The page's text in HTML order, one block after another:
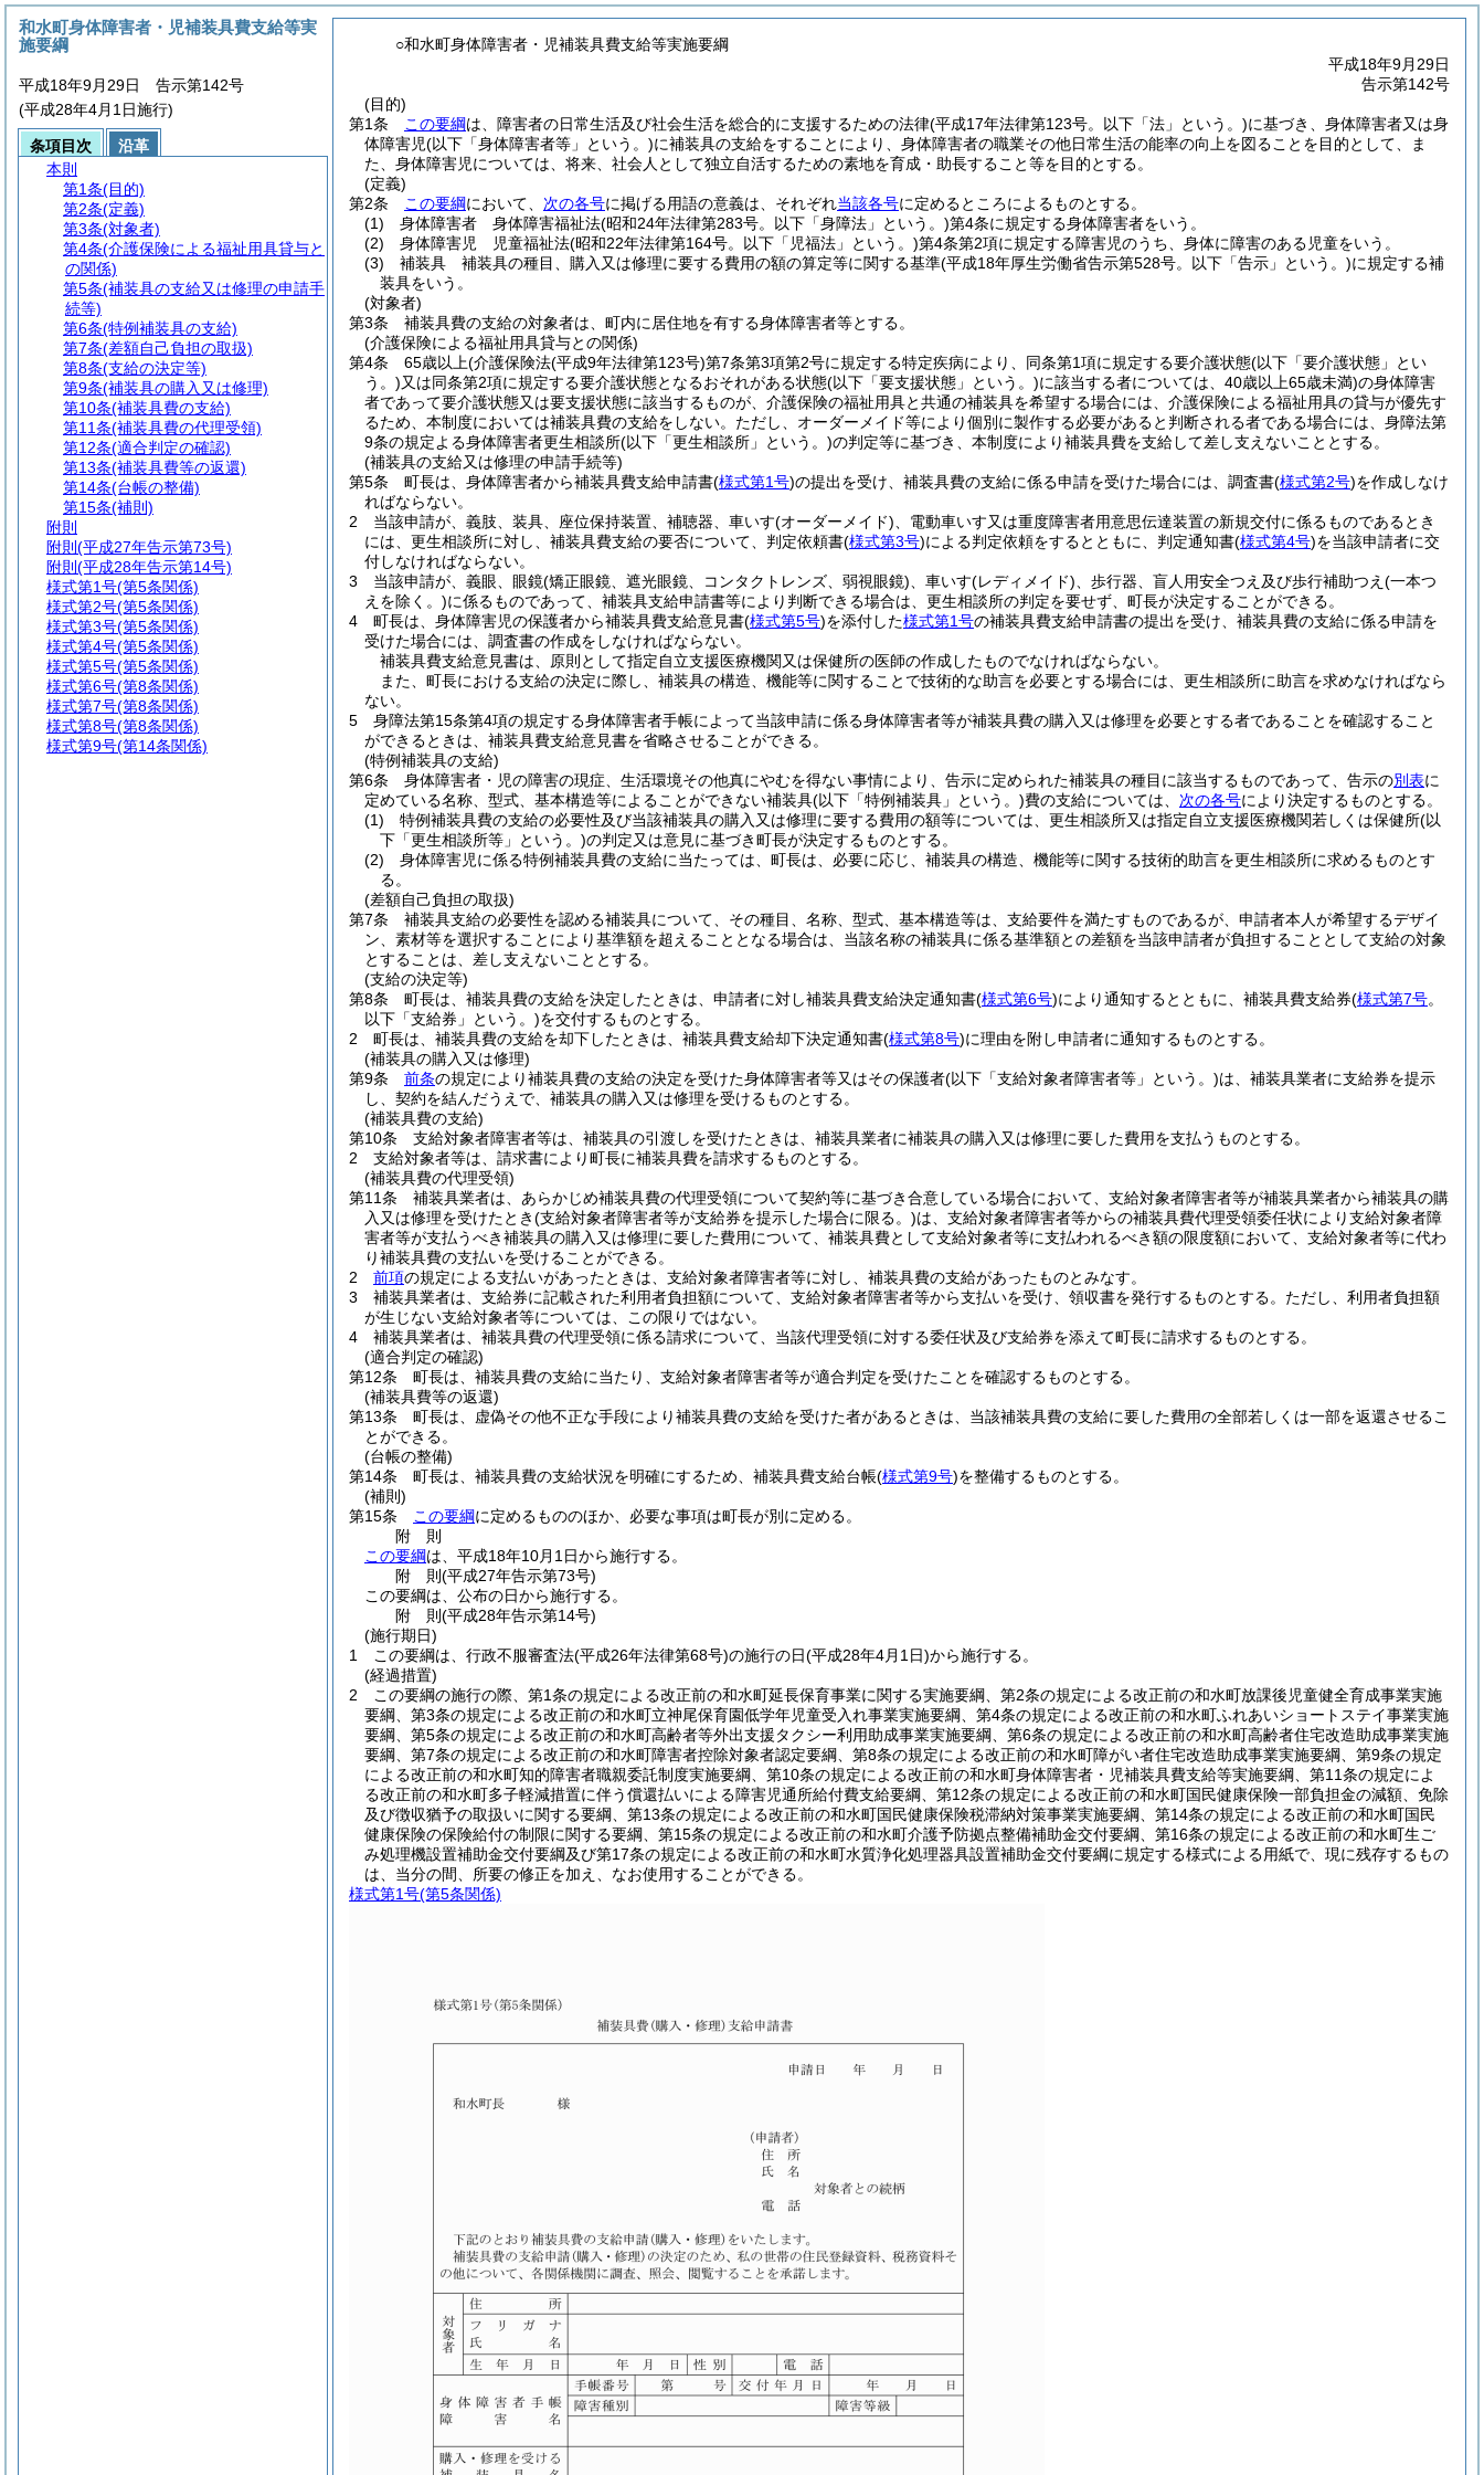
○和水町身体障害者・児補装具費支給等実施要綱
平成18年9月29日
告示第142号
(目的)
第1条
この要綱は、障害者の日常生活及び社会生活を総合的に支援するための法律(平成17年法律第123号。以下「法」という。)に基づき、身体障害者又は身
体障害児(以下「身体障害者等」という。)に補装具の支給をすることにより、身体障害者の職業その他日常生活の能率の向上を図ることを目的として、ま
た、身体障害児については、将来、社会人として独立自活するための素地を育成・助長すること等を目的とする。
(定義)
第2条
この要綱において、 次の各号に掲げる用語の意義は、それぞれ当該各号に定めるところによるものとする。
(1)
身体障害者 身体障害福祉法(昭和24年法律第283号。以下「身障法」という。)第4条に規定する身体障害者をいう。
(2)
身体障害児 児童福祉法(昭和22年法律第164号。以下「児福法」という。)第4条第2項に規定する障害児のうち、身体に障害のある児童をいう。
(3)
補装具 補装具の種目、購入又は修理に要する費用の額の算定等に関する基準(平成18年厚生労働省告示第528号。以下「告示」という。)に規定する補
装具をいう。
(対象者)
第3条
補装具費の支給の対象者は、町内に居住地を有する身体障害者等とする。
(介護保険による福祉用具貸与との関係)
第4条
65歳以上(介護保険法(平成9年法律第123号)第7条第3項第2号に規定する特定疾病により、同条第1項に規定する要介護状態(以下「要介護状態」とい
う。)又は同条第2項に規定する要介護状態となるおそれがある状態(以下「要支援状態」という。)に該当する者については、40歳以上65歳未満)の身体障害
者であって要介護状態又は要支援状態に該当するものが、介護保険の福祉用具と共通の補装具を希望する場合には、介護保険による福祉用具の貸与が優先す
るため、本制度においては補装具費の支給をしない。 ただし、オーダーメイド等により個別に製作する必要があると判断される者である場合には、身障法第
9条の規定よる身体障害者更生相談所(以下「更生相談所」という。)の判定等に基づき、本制度により補装具費を支給して差し支えないこととする。
(補装具の支給又は修理の申請手続等)
第5条
町長は、身体障害者から補装具費支給申請書(様式第1号)の提出を受け、補装具費の支給に係る申請を受けた場合には、調査書(様式第2号)を作成しなけ
ればならない。
2
当該申請が、義肢、装具、座位保持装置、補聴器、車いす(オーダーメイド) 、電動車いす又は重度障害者用意思伝達装置の新規交付に係るものであるとき
には、更生相談所に対し、補装具費支給の要否について、判定依頼書(様式第3号)による判定依頼をするとともに、判定通知書(様式第4号)を当該申請者に交
付しなければならない。
3
当該申請が、義眼、眼鏡(矯正眼鏡、遮光眼鏡、コンタクトレンズ、弱視眼鏡) 、車いす(レディメイド) 、歩行器、盲人用安全つえ及び歩行補助つえ (一本つ
えを除く。)に係るものであって、補装具支給申請書等により判断できる場合は、更生相談所の判定を要せず、町長が決定することができる。
4
町長は、身体障害児の保護者から補装具費支給意見書(様式第5号)を添付した様式第1号の補装具費支給申請書の提出を受け、補装具費の支給に係る申請を
受けた場合には、調査書の作成をしなければならない。
補装具費支給意見書は、原則として指定自立支援医療機関又は保健所の医師の作成したものでなければならない。
また、町長における支給の決定に際し、補装具の構造、機能等に関することで技術的な助言を必要とする場合には、更生相談所に助言を求めなければなら
ない。
5
身障法第15条第4項の規定する身体障害者手帳によって当該申請に係る身体障害者等が補装具費の購入又は修理を必要とする者であることを確認すること
ができるときは、補装具費支給意見書を省略させることができる。
(特例補装具の支給)
第6条
身体障害者・児の障害の現症、生活環境その他真にやむを得ない事情により、告示に定められた補装具の種目に該当するものであって、告示の別表に
定めている名称、型式、基本構造等によることができない補装具(以下「特例補装具」という。)費の支給については、 次の各号により決定するものとする。
(1)
特例補装具費の支給の必要性及び当該補装具の購入又は修理に要する費用の額等については、更生相談所又は指定自立支援医療機関若しくは保健所(以
下「更生相談所等」という。)の判定又は意見に基づき町長が決定するものとする。
(2)
身体障害児に係る特例補装具費の支給に当たっては、町長は、必要に応じ、補装具の構造、機能等に関する技術的助言を更生相談所に求めるものとす
る。
(差額自己負担の取扱)
第7条
補装具支給の必要性を認める補装具について、その種目、名称、型式、基本構造等は、支給要件を満たすものであるが、申請者本人が希望するデザイ
ン、素材等を選択することにより基準額を超えることとなる場合は、当該名称の補装具に係る基準額との差額を当該申請者が負担することとして支給の対象
とすることは、差し支えないこととする。
(支給の決定等)
第8条
町長は、補装具費の支給を決定したときは、申請者に対し補装具費支給決定通知書(様式第6号)により通知するとともに、補装具費支給券(様式第7号。
以下「支給券」という。)を交付するものとする。
2
町長は、補装具費の支給を却下したときは、補装具費支給却下決定通知書(様式第8号)に理由を附し申請者に通知するものとする。
(補装具の購入又は修理)
第9条
前条の規定により補装具費の支給の決定を受けた身体障害者等又はその保護者(以下「支給対象者障害者等」という。)は、補装具業者に支給券を提示
し、契約を結んだうえで、補装具の購入又は修理を受けるものとする。
(補装具費の支給)
第10条
支給対象者障害者等は、補装具の引渡しを受けたときは、補装具業者に補装具の購入又は修理に要した費用を支払うものとする。
2
支給対象者等は、請求書により町長に補装具費を請求するものとする。
(補装具費の代理受領)
第11条
補装具業者は、あらかじめ補装具費の代理受領について契約等に基づき合意している場合において、支給対象者障害者等が補装具業者から補装具の購
入又は修理を受けたとき(支給対象者障害者等が支給券を提示した場合に限る。)は、支給対象者障害者等からの補装具費代理受領委任状により支給対象者障
害者等が支払うべき補装具の購入又は修理に要した費用について、補装具費として支給対象者等に支払われるべき額の限度額において、支給対象者等に代わ
り補装具費の支払いを受けることができる。
2
前項の規定による支払いがあったときは、支給対象者障害者等に対し、補装具費の支給があったものとみなす。
3
補装具業者は、支給券に記載された利用者負担額について、支給対象者障害者等から支払いを受け、領収書を発行するものとする。 ただし、利用者負担額
が生じない支給対象者等については、この限りではない。
4
補装具業者は、補装具費の代理受領に係る請求について、当該代理受領に対する委任状及び支給券を添えて町長に請求するものとする。
(適合判定の確認)
第12条
町長は、補装具費の支給に当たり、支給対象者障害者等が適合判定を受けたことを確認するものとする。
(補装具費等の返還)
第13条
町長は、虚偽その他不正な手段により補装具費の支給を受けた者があるときは、当該補装具費の支給に要した費用の全部若しくは一部を返還させるこ
とができる。
(台帳の整備)
第14条
町長は、補装具費の支給状況を明確にするため、補装具費支給台帳(様式第9号)を整備するものとする。
(補則)
第15条
この要綱に定めるもののほか、必要な事項は町長が別に定める。
附 則
この要綱は、平成18年10月1日から施行する。
附 則(平成27年告示第73号)
この要綱は、公布の日から施行する。
附 則(平成28年告示第14号)
(施行期日)
1
この要綱は、行政不服審査法(平成26年法律第68号)の施行の日(平成28年4月1日)から施行する。
(経過措置)
2
この要綱の施行の際、第1条の規定による改正前の和水町延長保育事業に関する実施要綱、第2条の規定による改正前の和水町放課後児童健全育成事業実施
要綱、第3条の規定による改正前の和水町立神尾保育園低学年児童受入れ事業実施要綱、第4条の規定による改正前の和水町ふれあいショートステイ事業実施
要綱、第5条の規定による改正前の和水町高齢者等外出支援タクシー利用助成事業実施要綱、第6条の規定による改正前の和水町高齢者住宅改造助成事業実施
要綱、第7条の規定による改正前の和水町障害者控除対象者認定要綱、第8条の規定による改正前の和水町障がい者住宅改造助成事業実施要綱、第9条の規定
による改正前の和水町知的障害者職親委託制度実施要綱、第10条の規定による改正前の和水町身体障害者・児補装具費支給等実施要綱、第11条の規定によ
る改正前の和水町多子軽減措置に伴う償還払いによる障害児通所給付費支給要綱、第12条の規定による改正前の和水町国民健康保険一部負担金の減額、免除
及び徴収猶予の取扱いに関する要綱、第13条の規定による改正前の和水町国民健康保険税滞納対策事業実施要綱、第14条の規定による改正前の和水町国民
健康保険の保険給付の制限に関する要綱、第15条の規定による改正前の和水町介護予防拠点整備補助金交付要綱、第16条の規定による改正前の和水町生ご
み処理機設置補助金交付要綱及び第17条の規定による改正前の和水町水質浄化処理器具設置補助金交付要綱に規定する様式による用紙で、現に残存するもの
は、当分の間、所要の修正を加え、なお使用することができる。
様式第1号(第5条関係)
和水町身体障害者・児補装具費支給等実
施要綱
平成18年9月29日 告示第142号
(平成28年4月1日施行)
条項目次
沿革
本則
第1条(目的)
第2条(定義)
第3条(対象者)
第4条(介護保険による福祉用具貸与と
の関係)
第5条(補装具の支給又は修理の申請手
続等)
第6条(特例補装具の支給)
第7条(差額自己負担の取扱)
第8条(支給の決定等)
第9条(補装具の購入又は修理)
第10条(補装具費の支給)
第11条(補装具費の代理受領)
第12条(適合判定の確認)
第13条(補装具費等の返還)
第14条(台帳の整備)
第15条(補則)
附則
附則 (平成27年告示第73号)
附則 (平成28年告示第14号)
様式第1号(第5条関係)
様式第2号(第5条関係)
様式第3号(第5条関係)
様式第4号(第5条関係)
様式第5号(第5条関係)
様式第6号(第8条関係)
様式第7号(第8条関係)
様式第8号(第8条関係)
様式第9号(第14条関係)